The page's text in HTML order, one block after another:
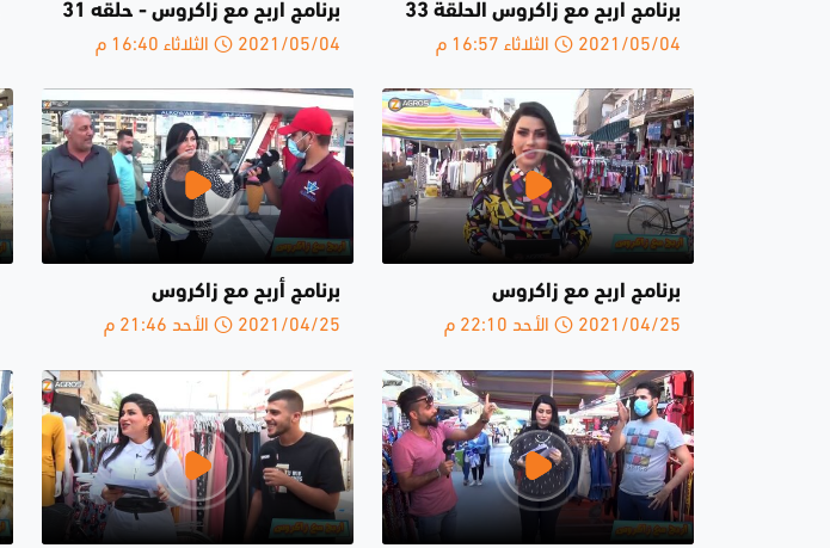
برنامج اربح مع زاكروس الحلقة 33
2021/05/04 الثلاثاء 16:57 م
برنامج اربح مع زاكروس - حلقە 31
2021/05/04 الثلاثاء 16:40 م
برنامج اربح مع زاكروس
2021/04/25 الأحد 22:10 م
برنامج أربح مع زاكروس
2021/04/25 الأحد 21:46 م